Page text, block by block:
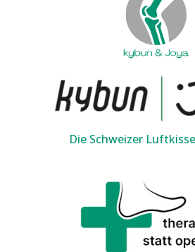
Die Schweizer